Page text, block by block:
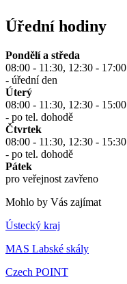
Úřední hodiny
Pondělí a středa
08:00 - 11:30, 12:30 - 17:00
- úřední den
Úterý
08:00 - 11:30, 12:30 - 15:00
- po tel. dohodě
Čtvrtek
08:00 - 11:30, 12:30 - 15:30
- po tel. dohodě
Pátek
pro veřejnost zavřeno
Mohlo by Vás zajímat
Ústecký kraj
MAS Labské skály
Czech POINT